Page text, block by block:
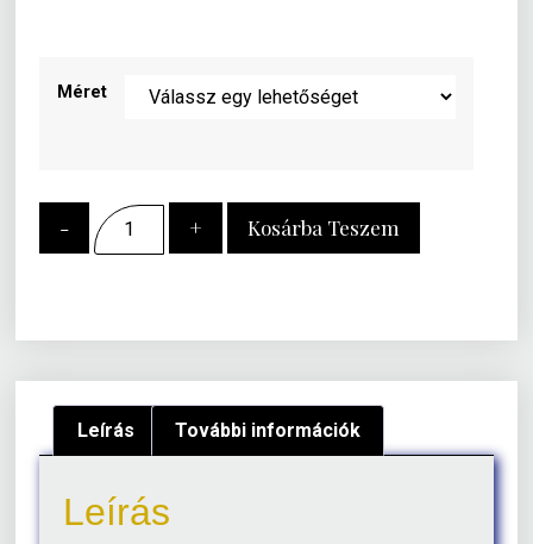
Méret
- + Kosárba Teszem
Leírás További információk
Leírás